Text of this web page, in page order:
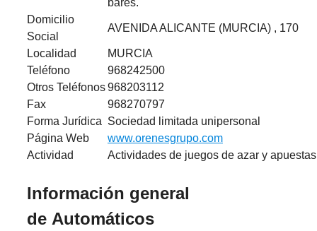
bares.
Domicilio
Social
AVENIDA ALICANTE (MURCIA) , 170
Localidad
MURCIA
Teléfono
968242500
Otros Teléfonos968203112
Fax
968270797
Forma Jurídica Sociedad limitada unipersonal
Página Web
www.orenesgrupo.com
Actividad
Actividades de juegos de azar y apuestas
Información general
de Automáticos